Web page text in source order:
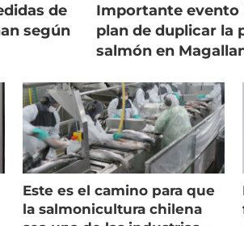
de
según
Importante evento
plan de duplicar la
salmón en
Este es el camino para que
la salmonicultura chilena